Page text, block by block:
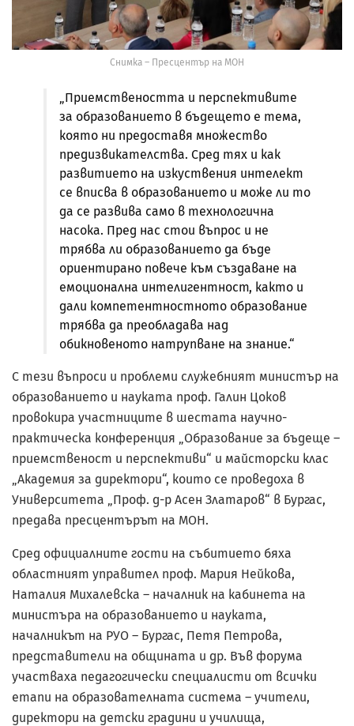
Снимка – Пресцентър на МОН
„Приемствеността и перспективите
за образованието в бъдещето е тема,
която ни предоставя множество
предизвикателства. Сред тях и как
развитието на изкуствения интелект
се вписва в образованието и може ли то
да се развива само в технологична
насока. Пред нас стои въпрос и не
трябва ли образованието да бъде
ориентирано повече към създаване на
емоционална интелигентност, както и
дали компетентностното образование
трябва да преобладава над
обикновеното натрупване на знание.“
С тези въпроси и проблеми служебният министър на
образованието и науката проф. Галин Цоков
провокира участниците в шестата научно-
практическа конференция „Образование за бъдеще –
приемственост и перспективи“ и майсторски клас
„Академия за директори“, които се проведоха в
Университета „Проф. д-р Асен Златаров“ в Бургас,
предава пресцентърът на МОН.
Сред официалните гости на събитието бяха
областният управител проф. Мария Нейкова,
Наталия Михалевска – началник на кабинета на
министъра на образованието и науката,
началникът на РУО – Бургас, Петя Петрова,
представители на общината и др. Във форума
участваха педагогически специалисти от всички
етапи на образователната система – учители,
директори на детски градини и училища,